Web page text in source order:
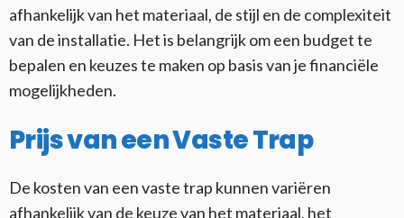
afhankelijk van het materiaal, de stijl en de complexiteit
van de installatie. Het is belangrijk om een budget te
bepalen en keuzes te maken op basis van je financiële
mogelijkheden.
Prijs van een Vaste Trap
De kosten van een vaste trap kunnen variëren
afhankelijk van de keuze van het materiaal, het